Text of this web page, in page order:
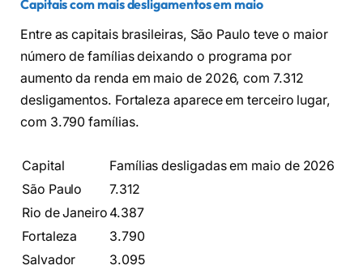
Capitais com mais desligamentos em maio
Entre as capitais brasileiras, São Paulo teve o maior
número de famílias deixando o programa por
aumento da renda em maio de 2026, com 7.312
desligamentos. Fortaleza aparece em terceiro lugar,
com 3.790 famílias.
Capital
Famílias desligadas em maio de 2026
São Paulo
7.312
Rio de Janeiro 4.387
Fortaleza
3.790
Salvador
3.095